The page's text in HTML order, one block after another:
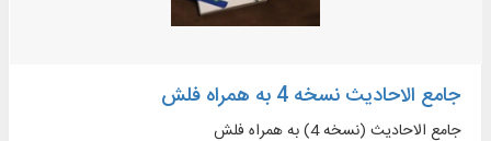
جامع الاحادیث نسخه 4 به همراه فلش
جامع الاحادیث (نسخه 4) به همراه فلش